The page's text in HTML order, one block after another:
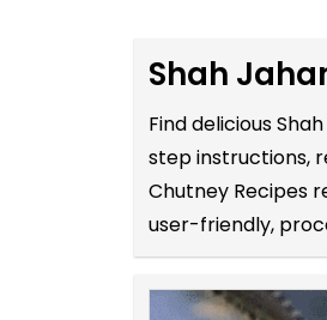
Shah
Find delicious
step instructions,
Chutney Recipes
user-friendly,